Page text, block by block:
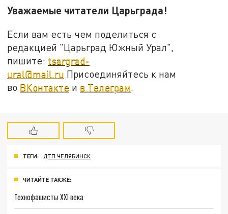
Уважаемые читатели Царьграда!
Если вам есть чем поделиться с
редакцией "Царьград Южный Урал",
пишите: tsargrad-
ural@mail.ru Присоединяйтесь к нам
во ВКонтакте и в Телеграм.
ТЕГИ: ДТП ЧЕЛЯБИНСК
ЧИТАЙТЕ ТАКЖЕ:
Технофашисты XXI века